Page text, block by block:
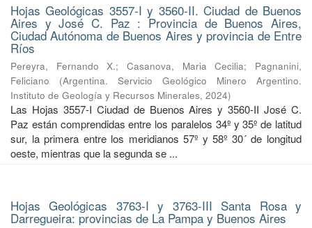
Hojas Geológicas 3557-I y 3560-II. Ciudad de Buenos
Aires y José C. Paz : Provincia de Buenos Aires,
Ciudad Autónoma de Buenos Aires y provincia de Entre
Ríos
Pereyra, Fernando X.;Casanova, Maria Cecilia; Pagnanini,
Feliciano
(Argentina. Servicio Geológico Minero Argentino.
Instituto de Geología y Recursos Minerales, 2024)
Las Hojas 3557-I Ciudad de Buenos Aires y 3560-II José C.
Paz están comprendidas entre los paralelos 34º y 35º de latitud
sur, la primera entre los meridianos 57º y 58º 30´ de longitud
oeste, mientras que la segunda se ...
Hojas Geológicas 3763-I y 3763-III Santa Rosa y
Darregueira: provincias de La Pampa y Buenos Aires